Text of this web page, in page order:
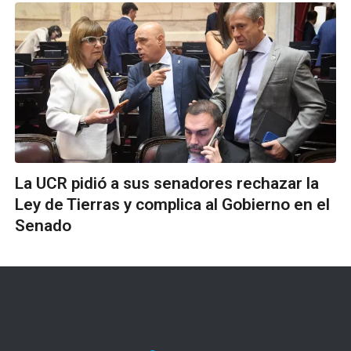
La UCR pidió a sus senadores rechazar la
Ley de Tierras y complica al Gobierno en el
Senado